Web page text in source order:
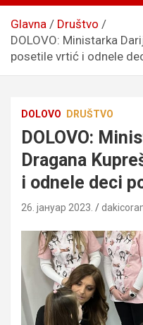
Glavna
Društvo
DOLOVO: Ministarka
posetile vrtić i odnele
DOLOVO DRUŠTVO
DOLOVO:
Dragana
i odnele deci
26. јануар 2023.